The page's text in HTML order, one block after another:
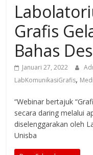
Grafis
Bahas
Januari 27, 2022
LabKomunikasiGrafis,
“Webinar bertajuk
secara daring melalui
diselenggarakan oleh
Unisba